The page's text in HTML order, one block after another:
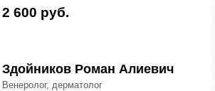
2 600 руб.
Здойников Роман Алиевич
Венеролог, дерматолог